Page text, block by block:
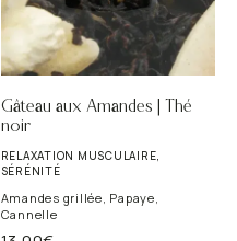
Gâteau aux Amandes | Thé
noir
RELAXATION MUSCULAIRE,
SÉRÉNITÉ
Amandes grillée, Papaye,
Cannelle